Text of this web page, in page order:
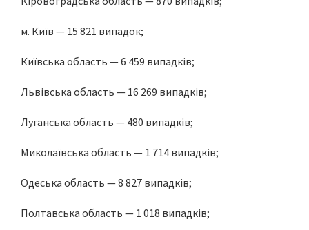
м. Київ — 15 821 випадок;
Київська область — 6 459 випадків;
Львівська область — 16 269 випадків;
Луганська область — 480 випадків;
Миколаївська область — 1 714 випадків;
Одеська область — 8 827 випадків;
Полтавська область — 1 018 випадків;